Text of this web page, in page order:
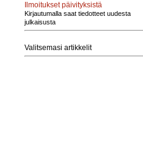
Ilmoitukset päivityksistä
Kirjautumalla saat tiedotteet uudesta
julkaisusta
Valitsemasi artikkelit